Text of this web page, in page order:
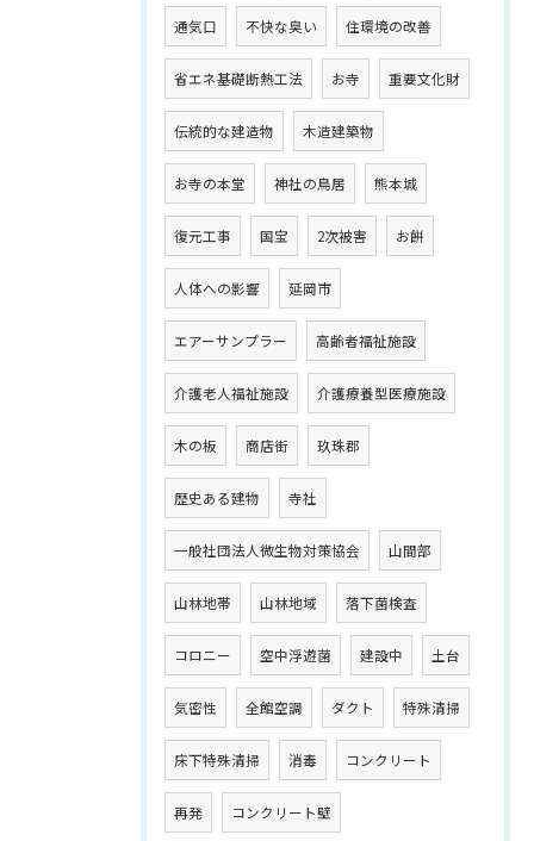
通気口 不快な臭い 住環境の改善
省エネ基礎断熱工法 お寺 重要文化財
伝統的な建造物 木造建築物
お寺の本堂 神社の鳥居 熊本城
復元工事 国宝 2次被害 お餅
人体への影響 延岡市
エアーサンプラー 高齢者福祉施設
介護老人福祉施設 介護療養型医療施設
木の板 商店街 玖珠郡
歴史ある建物 寺社
一般社団法人微生物対策協会 山間部
山林地帯 山林地域 落下菌検査
コロニー 空中浮遊菌 建設中 土台
気密性 全館空調 ダクト 特殊清掃
床下特殊清掃 消毒 コンクリート
再発 コンクリート壁